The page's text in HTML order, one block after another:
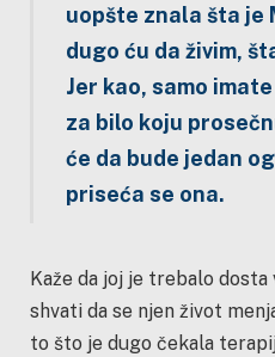
uopšte znala šta je
dugo ću da živim,
Jer kao, samo
za bilo koju
će da bude jedan
priseća se ona.
Kaže da joj je trebalo dosta
shvati da se njen život
to što je dugo čekala